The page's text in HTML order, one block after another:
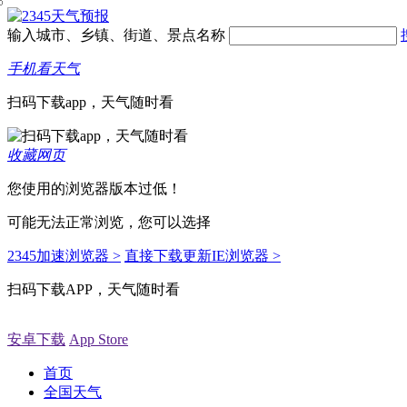
输入城市、乡镇、街道、景点名称
手机看天气
扫码下载app，天气随时看
收藏网页
您使用的浏览器版本过低！
可能无法正常浏览，您可以选择
2345加速浏览器 > 直接下载更新IE浏览器 >
扫码下载APP，天气随时看
安卓下载 App Store
首页
全国天气